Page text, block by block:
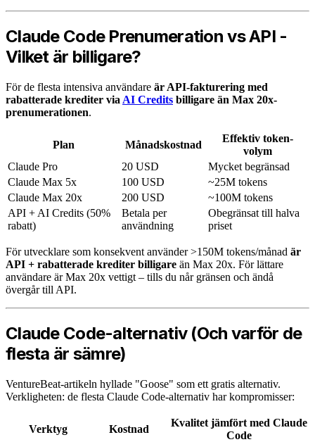
Claude Code Prenumeration vs API -
Vilket är billigare?
För de flesta intensiva användare är API-fakturering med
rabatterade krediter via AI Credits billigare än Max 20x-
prenumerationen.
Plan Månadskostnad
Effektiv token-
volym
Claude Pro
20 USD
Mycket begränsad
Claude Max 5x
100 USD
~25M tokens
Claude Max 20x
200 USD
~100M tokens
API + AI Credits (50%
rabatt)
Betala per
användning
Obegränsat till halva
priset
För utvecklare som konsekvent använder >150M tokens/månad är
API + rabatterade krediter billigare än Max 20x. För lättare
användare är Max 20x vettigt – tills du når gränsen och ändå
övergår till API.
Claude Code-alternativ (Och varför de
flesta är sämre)
VentureBeat-artikeln hyllade "Goose" som ett gratis alternativ.
Verkligheten: de flesta Claude Code-alternativ har kompromisser:
Verktyg Kostnad
Kvalitet jämfört med Claude
Code